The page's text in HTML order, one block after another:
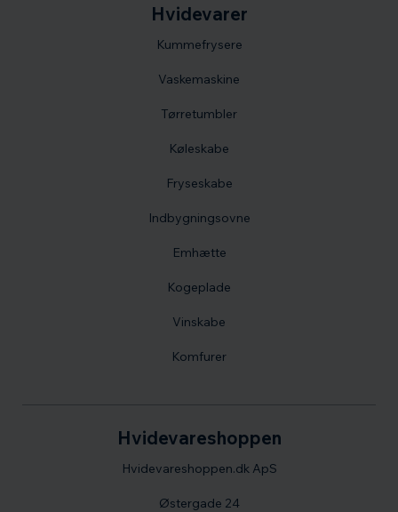
Hvidevareshoppen
Hvidevareshoppen.dk ApS
Østergade 24
Hvidevarer
Kummefrysere
Vaskemaskine
Tørretumbler
Køleskabe
Fryseskabe
Indbygningsovne
Emhætte
Kogeplade
Vinskabe
Komfurer